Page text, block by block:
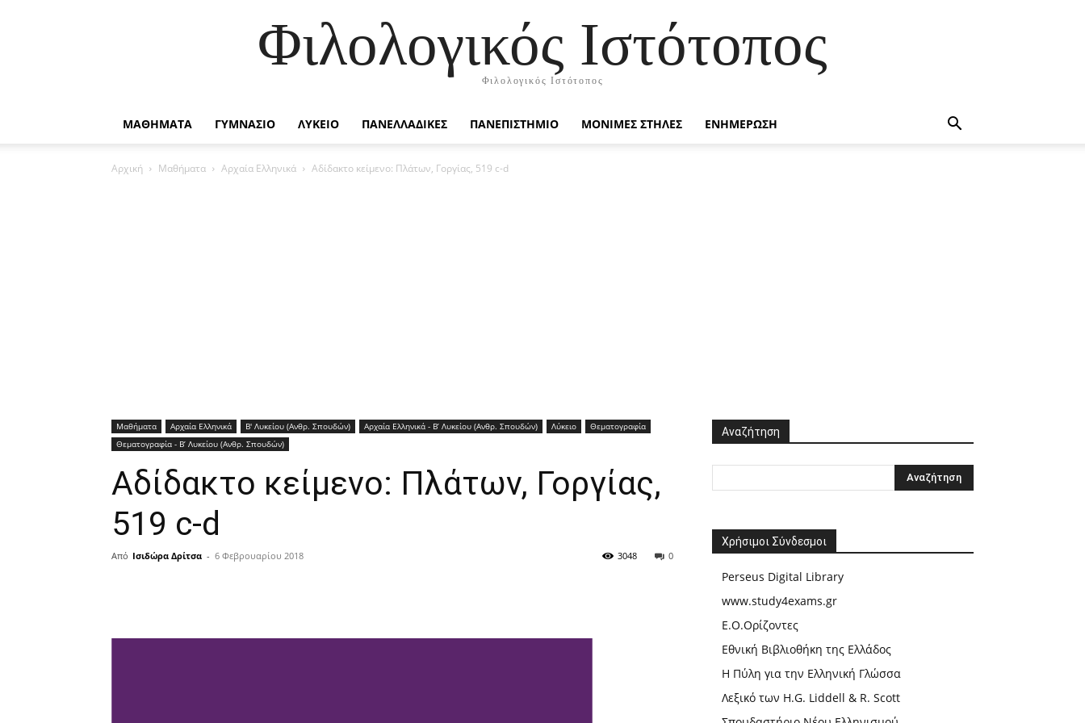
Φιλολογικός Ιστότοπος
Φιλολογικός Ιστότοπος
ΜΑΘΗΜΑΤΑ ΓΥΜΝΑΣΙΟ ΛΥΚΕΙΟ ΠΑΝΕΛΛΑΔΙΚΕΣ ΠΑΝΕΠΙΣΤΗΜΙΟ ΜΟΝΙΜΕΣ ΣΤΗΛΕΣ ΕΝΗΜΕΡΩΣΗ
Αρχική Μαθήματα Αρχαία Ελληνικά Αδίδακτο κείμενο: Πλάτων, Γοργίας, 519 c-d
Μαθήματα Αρχαία Ελληνικά Β' Λυκείου (Ανθρ. Σπουδών) Αρχαία Ελληνικά - Β’ Λυκείου (Ανθρ. Σπουδών) Λύκειο
Θεματογραφία
Θεματογραφία - Β’ Λυκείου (Ανθρ. Σπουδών)
Αδίδακτο κείμενο: Πλάτων, Γοργίας,
519 c-d
Από Ισιδώρα Δρίτσα - 6 Φεβρουαρίου 2018 0
3048
Αναζήτηση
Χρήσιμοι Σύνδεσμοι
Perseus Digital Library
www.study4exams.gr
Ε.Ο.Ορίζοντες
Εθνική Βιβλιοθήκη της Ελλάδος
Η Πύλη για την Ελληνική Γλώσσα
Λεξικό των H.G. Liddell & R. Scott